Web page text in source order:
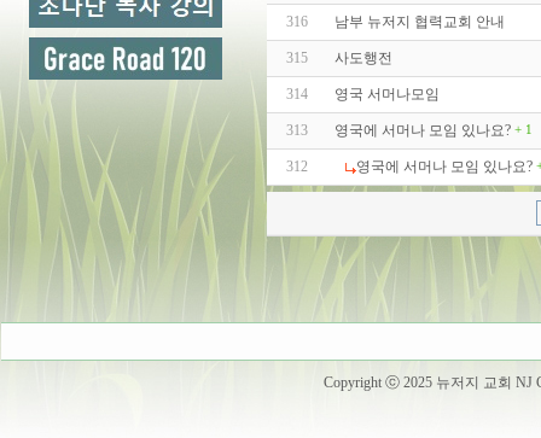
316 남부 뉴저지 협력교회 안내
315 사도행전
314 영국 서머나모임
313 영국에 서머나 모임 있나요? + 1
312 영국에 서머나 모임 있나요?
Copyright ⓒ 2025 뉴저지 교회 NJ